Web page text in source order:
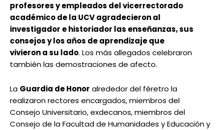
profesores y empleados del vicerrectorado
académico de la UCV agradecieron al
investigador e historiador las enseñanzas, sus
consejos y los años de aprendizaje que
vivieron a su lado. Los más allegados celebraron
también las demostraciones de afecto.
La Guardia de Honor alrededor del féretro la
realizaron rectores encargados, miembros del
Consejo Universitario, exdecanos, miembros del
Consejo de la Facultad de Humanidades y Educación y